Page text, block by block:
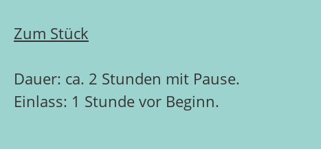
Zum Stück
Dauer: ca. 2 Stunden mit Pause.
Einlass: 1 Stunde vor Beginn.